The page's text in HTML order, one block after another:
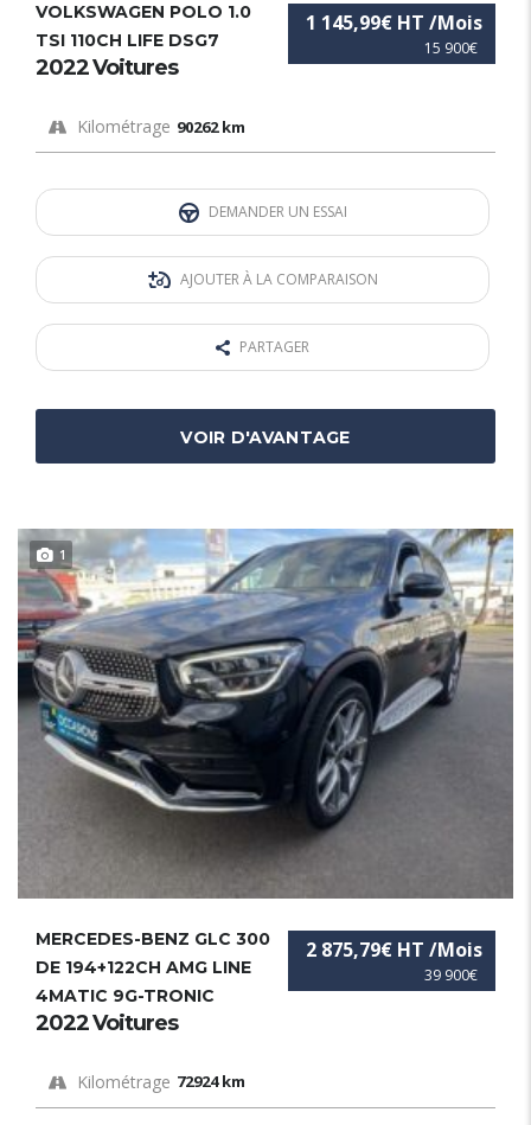
15 900€
1 145,99€ HT /Mois
VOLKSWAGEN POLO 1.0
TSI 110CH LIFE DSG7
2022 Voitures
Kilométrage 90262 km
DEMANDER UN ESSAI
AJOUTER À LA COMPARAISON
PARTAGER
VOIR D'AVANTAGE
1
39 900€
2 875,79€ HT /Mois
MERCEDES-BENZ GLC 300
DE 194+122CH AMG LINE
4MATIC 9G-TRONIC
2022 Voitures
Kilométrage 72924 km